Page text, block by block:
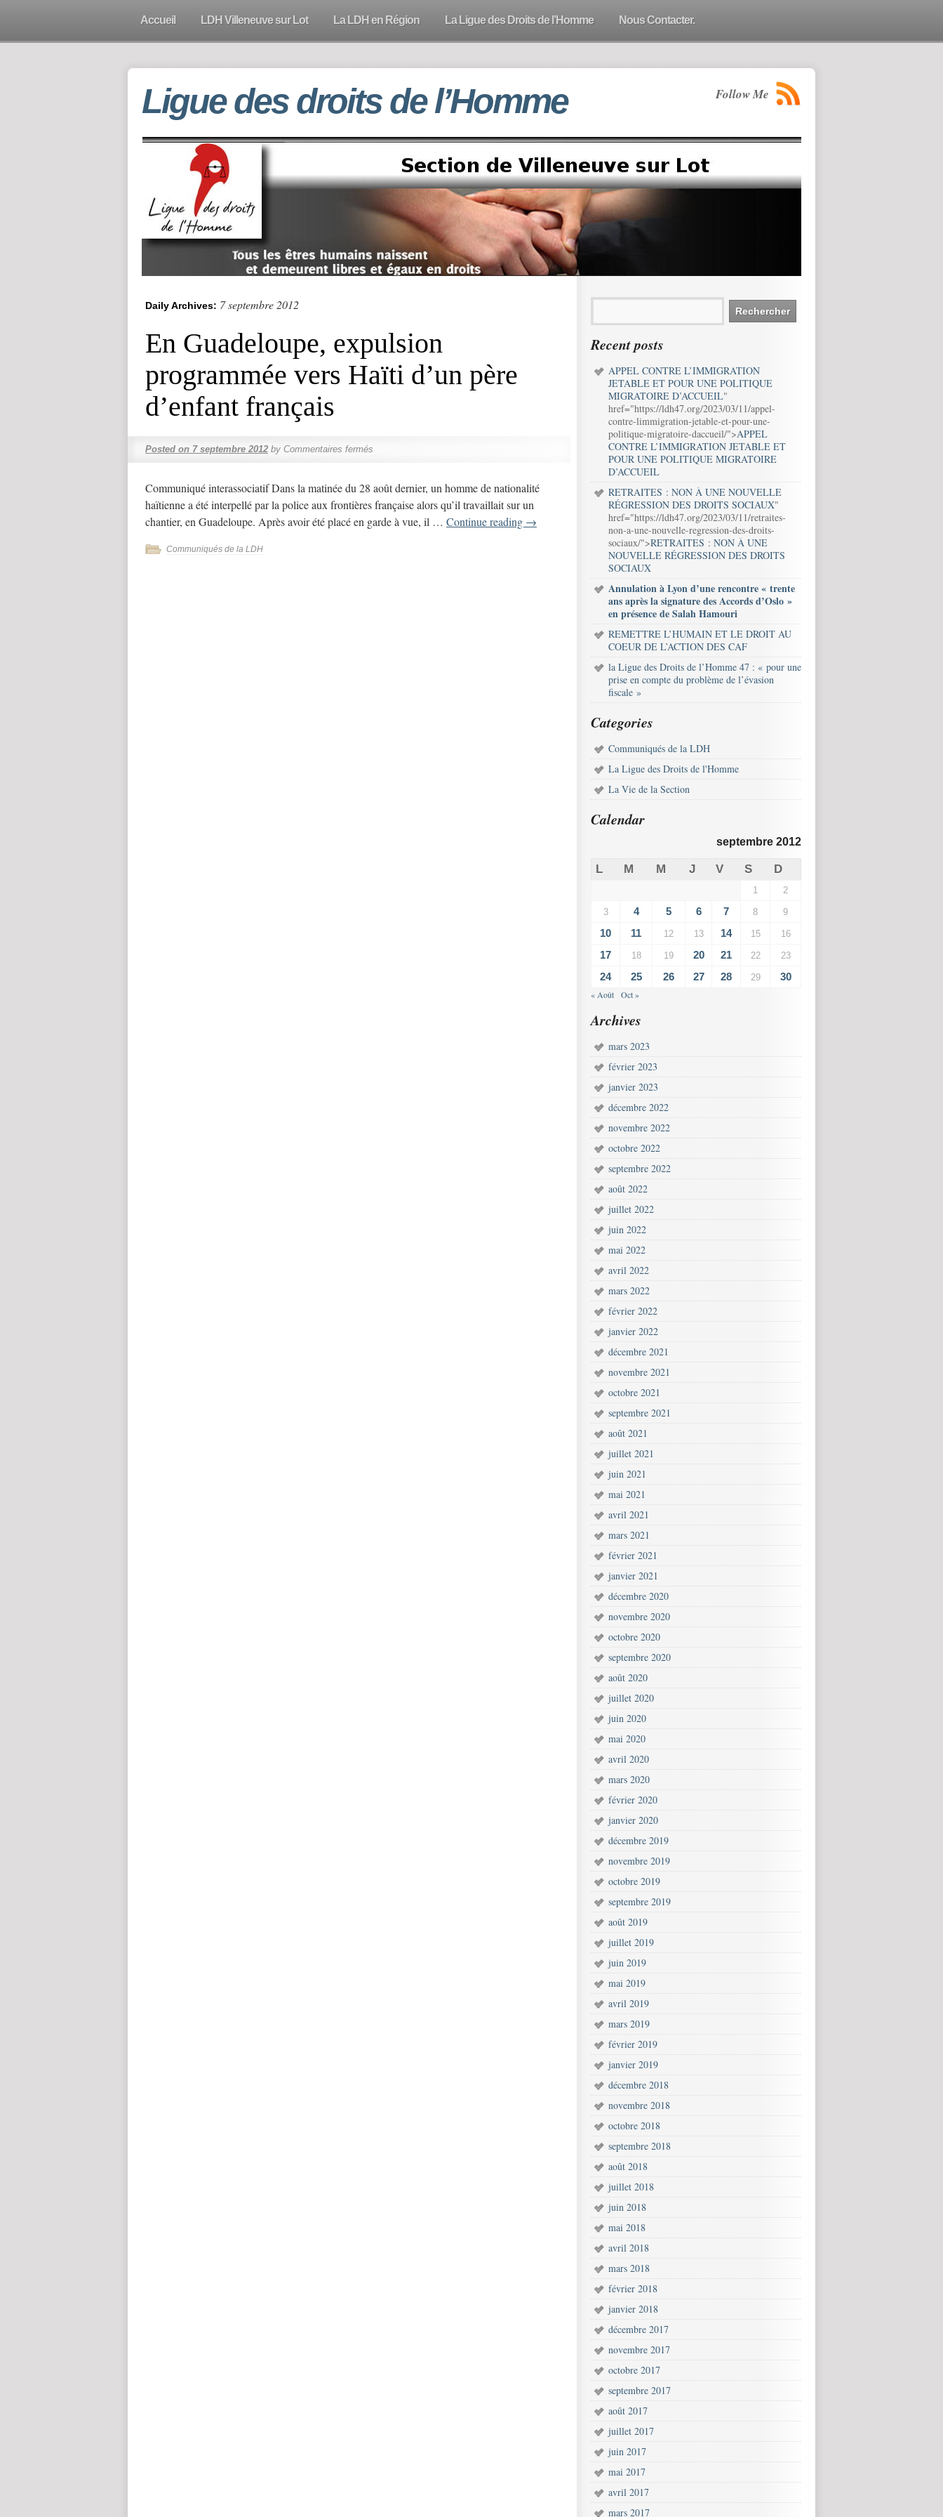
Accueil LDH Villeneuve sur Lot La LDH en Région La Ligue des Droits de l’Homme Nous Contacter.
Ligue des droits de l’Homme Follow Me
Daily Archives: 7 septembre 2012
En Guadeloupe, expulsion
programmée vers Haïti d’un père
d’enfant français
Posted on 7 septembre 2012 by Commentaires fermés
Communiqué interassociatif Dans la matinée du 28 août dernier, un homme de nationalité
haïtienne a été interpellé par la police aux frontières française alors qu’il travaillait sur un
chantier, en Guadeloupe. Après avoir été placé en garde à vue, il … Continue reading →
Communiqués de la LDH
Recent posts
APPEL CONTRE L’IMMIGRATION
JETABLE ET POUR UNE POLITIQUE
MIGRATOIRE D’ACCUEIL"
href="https://ldh47.org/2023/03/11/appel-
contre-limmigration-jetable-et-pour-une-
politique-migratoire-daccueil/">APPEL
CONTRE L’IMMIGRATION JETABLE ET
POUR UNE POLITIQUE MIGRATOIRE
D’ACCUEIL
RETRAITES : NON À UNE NOUVELLE
RÉGRESSION DES DROITS SOCIAUX"
href="https://ldh47.org/2023/03/11/retraites-
non-a-une-nouvelle-regression-des-droits-
sociaux/">RETRAITES : NON À UNE
NOUVELLE RÉGRESSION DES DROITS
SOCIAUX
Annulation à Lyon d’une rencontre « trente
ans après la signature des Accords d’Oslo »
en présence de Salah Hamouri
REMETTRE L’HUMAIN ET LE DROIT AU
COEUR DE L’ACTION DES CAF
la Ligue des Droits de l’Homme 47 : « pour une
prise en compte du problème de l’évasion
fiscale »
Categories
Communiqués de la LDH
La Ligue des Droits de l'Homme
La Vie de la Section
Calendar
septembre 2012
L M M J V S D
1 2
3 4 5 6 7 8 9
10 11 12 13 14 15 16
17 18 19 20 21 22 23
24 25 26 27 28 29 30
« Août Oct »
Archives
mars 2023
février 2023
janvier 2023
décembre 2022
novembre 2022
octobre 2022
septembre 2022
août 2022
juillet 2022
juin 2022
mai 2022
avril 2022
mars 2022
février 2022
janvier 2022
décembre 2021
novembre 2021
octobre 2021
septembre 2021
août 2021
juillet 2021
juin 2021
mai 2021
avril 2021
mars 2021
février 2021
janvier 2021
décembre 2020
novembre 2020
octobre 2020
septembre 2020
août 2020
juillet 2020
juin 2020
mai 2020
avril 2020
mars 2020
février 2020
janvier 2020
décembre 2019
novembre 2019
octobre 2019
septembre 2019
août 2019
juillet 2019
juin 2019
mai 2019
avril 2019
mars 2019
février 2019
janvier 2019
décembre 2018
novembre 2018
octobre 2018
septembre 2018
août 2018
juillet 2018
juin 2018
mai 2018
avril 2018
mars 2018
février 2018
janvier 2018
décembre 2017
novembre 2017
octobre 2017
septembre 2017
août 2017
juillet 2017
juin 2017
mai 2017
avril 2017
mars 2017